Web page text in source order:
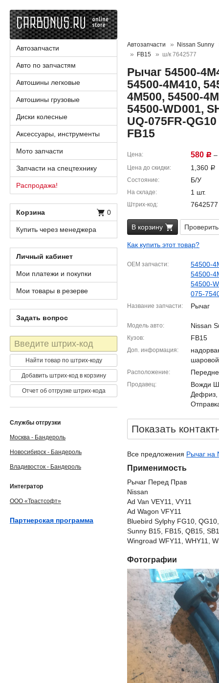
Автозапчасти
Nissan Sunny
FB15
ш/к 7642577
Рычаг 54500-
54500-4M410,
4M500, 54500-
54500-WD001,
UQ-075FR-
FB15
Цена 580 Р –
Цена до скидки 1,360 Р
Состояние Б/У
На складе 1 шт.
Штрих-код 7642577
В корзину
Как купить этот товар?
OEM запчасти
54500-
54500-
54500-
075-
Название запчасти Рычаг
Модель авто Nissan
Кузов FB15
Доп. информация
Расположение
Продавец
Вожди
Дефриз,
Показать
Все предложения Рычаг на
Применимость
Рычаг Перед Прав
Nissan
Ad Van VEY11, VY11
Ad Wagon VFY11
Bluebird Sylphy FG10,
Sunny B15, FB15, QB15,
Wingroad WFY11, WHY11,
Фотографии
Автозапчасти
Авто по запчастям
Автошины легковые
Автошины грузовые
Диски колесные
Аксессуары, инструменты
Мото запчасти
Запчасти на спецтехнику
Распродажа!
Корзина 0
Купить через менеджера
Личный кабинет
Мои платежи и покупки
Мои товары в резерве
Задать вопрос
Штрих-
код
Найти товар по штрих-коду
Добавить штрих-код в корзину
Отчет об отгрузке штрих-кода
Службы отгрузки
Москва - Бандероль
Новосибирск - Бандероль
Владивосток - Бандероль
Интегратор
ООО «Трастсофт»
Партнерская программа